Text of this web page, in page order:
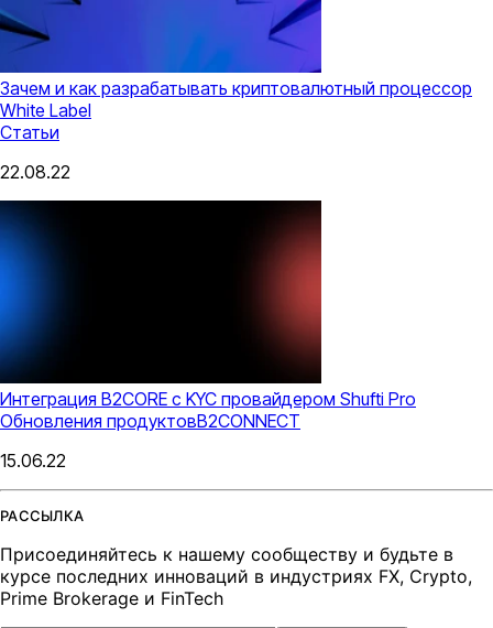
Зачем и как разрабатывать криптовалютный процессор
White Label
Статьи
22.08.22
Интеграция B2CORE c KYC провайдером Shufti Pro
Обновления продуктовB2CONNECT
15.06.22
РАССЫЛКА
Присоединяйтесь к нашему сообществу и будьте в
курсе последних инноваций в индустриях FX, Crypto,
Prime Brokerage и FinTech